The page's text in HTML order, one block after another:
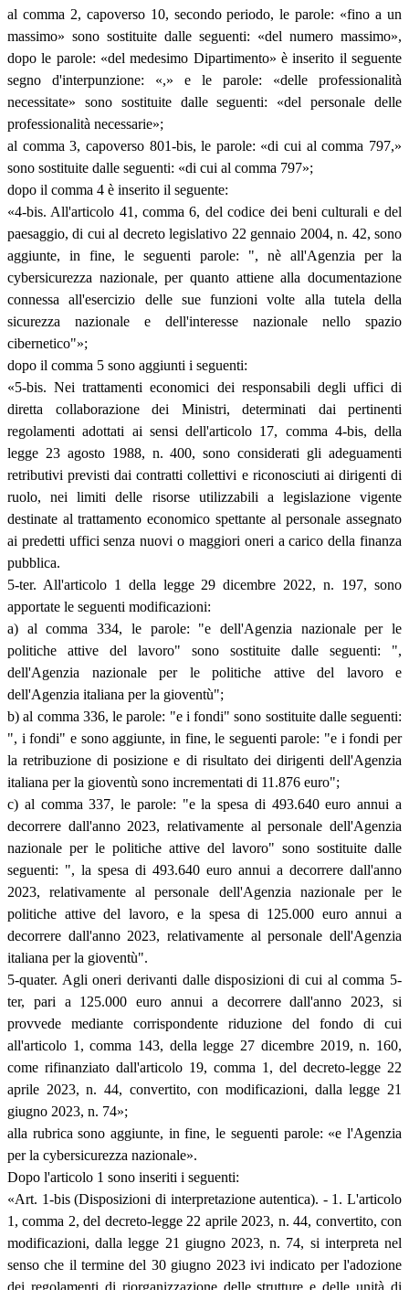
al comma 2, capoverso 10, secondo periodo, le parole: «fino a un
massimo» sono sostituite dalle seguenti: «del numero massimo»,
dopo le parole: «del medesimo Dipartimento» è inserito il seguente
segno d'interpunzione: «,» e le parole: «delle professionalità
necessitate» sono sostituite dalle seguenti: «del personale delle
professionalità necessarie»;
al comma 3, capoverso 801-bis, le parole: «di cui al comma 797,»
sono sostituite dalle seguenti: «di cui al comma 797»;
dopo il comma 4 è inserito il seguente:
«4-bis. All'articolo 41, comma 6, del codice dei beni culturali e del
paesaggio, di cui al decreto legislativo 22 gennaio 2004, n. 42, sono
aggiunte, in fine, le seguenti parole: ", nè all'Agenzia per la
cybersicurezza nazionale, per quanto attiene alla documentazione
connessa all'esercizio delle sue funzioni volte alla tutela della
sicurezza nazionale e dell'interesse nazionale nello spazio
cibernetico"»;
dopo il comma 5 sono aggiunti i seguenti:
«5-bis. Nei trattamenti economici dei responsabili degli uffici di
diretta collaborazione dei Ministri, determinati dai pertinenti
regolamenti adottati ai sensi dell'articolo 17, comma 4-bis, della
legge 23 agosto 1988, n. 400, sono considerati gli adeguamenti
retributivi previsti dai contratti collettivi e riconosciuti ai dirigenti di
ruolo, nei limiti delle risorse utilizzabili a legislazione vigente
destinate al trattamento economico spettante al personale assegnato
ai predetti uffici senza nuovi o maggiori oneri a carico della finanza
pubblica.
5-ter. All'articolo 1 della legge 29 dicembre 2022, n. 197, sono
apportate le seguenti modificazioni:
a) al comma 334, le parole: "e dell'Agenzia nazionale per le
politiche attive del lavoro" sono sostituite dalle seguenti: ",
dell'Agenzia nazionale per le politiche attive del lavoro e
dell'Agenzia italiana per la gioventù";
b) al comma 336, le parole: "e i fondi" sono sostituite dalle seguenti:
", i fondi" e sono aggiunte, in fine, le seguenti parole: "e i fondi per
la retribuzione di posizione e di risultato dei dirigenti dell'Agenzia
italiana per la gioventù sono incrementati di 11.876 euro";
c) al comma 337, le parole: "e la spesa di 493.640 euro annui a
decorrere dall'anno 2023, relativamente al personale dell'Agenzia
nazionale per le politiche attive del lavoro" sono sostituite dalle
seguenti: ", la spesa di 493.640 euro annui a decorrere dall'anno
2023, relativamente al personale dell'Agenzia nazionale per le
politiche attive del lavoro, e la spesa di 125.000 euro annui a
decorrere dall'anno 2023, relativamente al personale dell'Agenzia
italiana per la gioventù".
5-quater. Agli oneri derivanti dalle disposizioni di cui al comma 5-
ter, pari a 125.000 euro annui a decorrere dall'anno 2023, si
provvede mediante corrispondente riduzione del fondo di cui
all'articolo 1, comma 143, della legge 27 dicembre 2019, n. 160,
come rifinanziato dall'articolo 19, comma 1, del decreto-legge 22
aprile 2023, n. 44, convertito, con modificazioni, dalla legge 21
giugno 2023, n. 74»;
alla rubrica sono aggiunte, in fine, le seguenti parole: «e l'Agenzia
per la cybersicurezza nazionale».
Dopo l'articolo 1 sono inseriti i seguenti:
«Art. 1-bis (Disposizioni di interpretazione autentica). - 1. L'articolo
1, comma 2, del decreto-legge 22 aprile 2023, n. 44, convertito, con
modificazioni, dalla legge 21 giugno 2023, n. 74, si interpreta nel
senso che il termine del 30 giugno 2023 ivi indicato per l'adozione
dei regolamenti di riorganizzazione delle strutture e delle unità di